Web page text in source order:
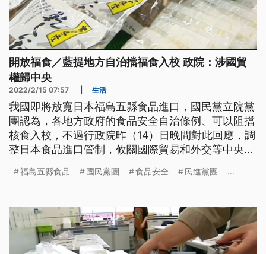
開放福食／藍提地方自治擋福食入校 政院：涉國貿
權歸中央
2022/2/15 07:57 生活
我國即將放寬日本福島五縣食品進口，國民黨立院黨
團認為，各地方政府的食品安全自治條例、可以阻擋
核食入校，不過行政院昨（14）日晚間對此回應，調
整日本食品進口管制，攸關國際貿易和外交等中央政
福島五縣食品 國民黨團 食品安全 民進黨團 ...